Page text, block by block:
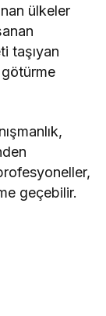
ülkeler
taşıyan
götürme
geçebilir.